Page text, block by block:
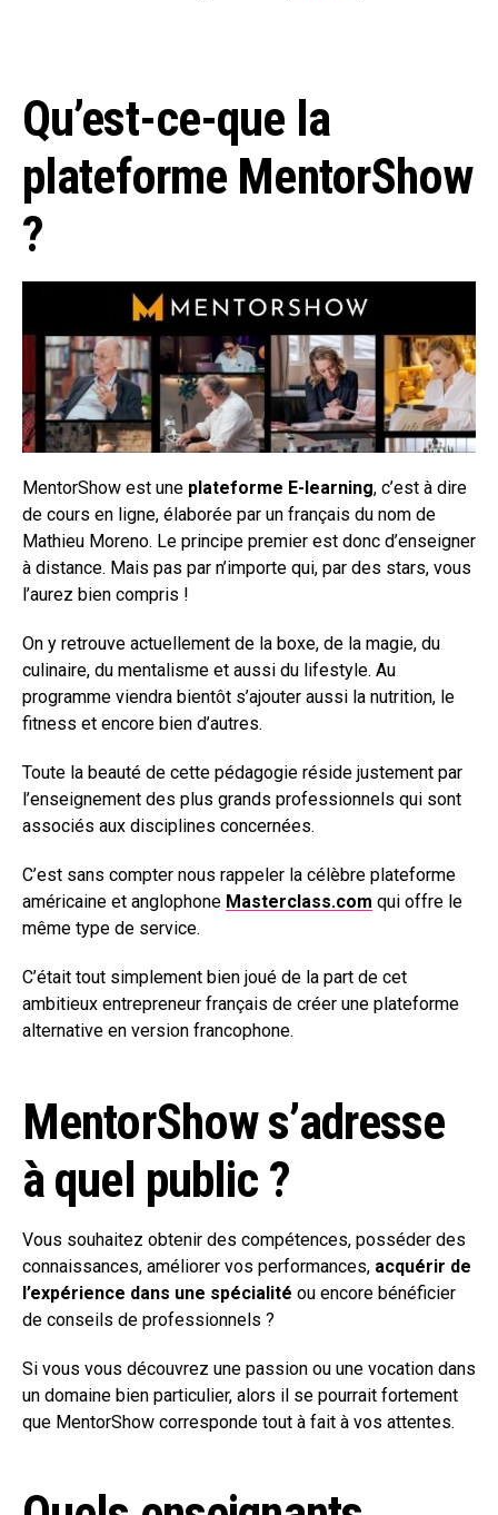
Qu’est-ce-que la
plateforme MentorShow
?
MentorShow est une plateforme E-learning, c’est à dire
de cours en ligne, élaborée par un français du nom de
Mathieu Moreno. Le principe premier est donc d’enseigner
à distance. Mais pas par n’importe qui, par des stars, vous
l’aurez bien compris !
On y retrouve actuellement de la boxe, de la magie, du
culinaire, du mentalisme et aussi du lifestyle. Au
programme viendra bientôt s’ajouter aussi la nutrition, le
fitness et encore bien d’autres.
Toute la beauté de cette pédagogie réside justement par
l’enseignement des plus grands professionnels qui sont
associés aux disciplines concernées.
C’est sans compter nous rappeler la célèbre plateforme
américaine et anglophone Masterclass.com qui offre le
même type de service.
C’était tout simplement bien joué de la part de cet
ambitieux entrepreneur français de créer une plateforme
alternative en version francophone.
MentorShow s’adresse
à quel public ?
Vous souhaitez obtenir des compétences, posséder des
connaissances, améliorer vos performances, acquérir de
l’expérience dans une spécialité ou encore bénéficier
de conseils de professionnels ?
Si vous vous découvrez une passion ou une vocation dans
un domaine bien particulier, alors il se pourrait fortement
que MentorShow corresponde tout à fait à vos attentes.